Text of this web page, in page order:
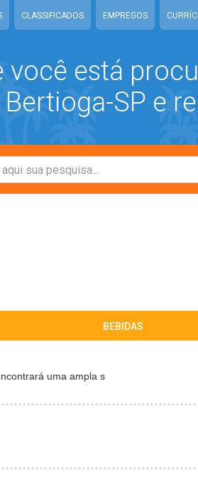
CLASSIFICADOS EMPREGOS
você está
Bertioga-SP e
BEBIDAS
uma ampla s